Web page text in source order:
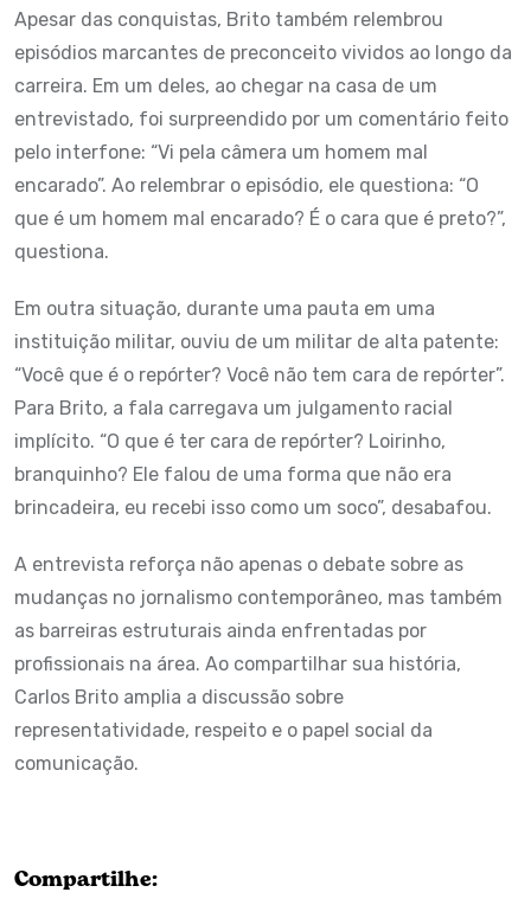
Apesar das conquistas, Brito também relembrou
episódios marcantes de preconceito vividos ao longo da
carreira. Em um deles, ao chegar na casa de um
entrevistado, foi surpreendido por um comentário feito
pelo interfone: “Vi pela câmera um homem mal
encarado”. Ao relembrar o episódio, ele questiona: “O
que é um homem mal encarado? É o cara que é preto?”,
questiona.
Em outra situação, durante uma pauta em uma
instituição militar, ouviu de um militar de alta patente:
“Você que é o repórter? Você não tem cara de repórter”.
Para Brito, a fala carregava um julgamento racial
implícito. “O que é ter cara de repórter? Loirinho,
branquinho? Ele falou de uma forma que não era
brincadeira, eu recebi isso como um soco”, desabafou.
A entrevista reforça não apenas o debate sobre as
mudanças no jornalismo contemporâneo, mas também
as barreiras estruturais ainda enfrentadas por
profissionais na área. Ao compartilhar sua história,
Carlos Brito amplia a discussão sobre
representatividade, respeito e o papel social da
comunicação.
Compartilhe: